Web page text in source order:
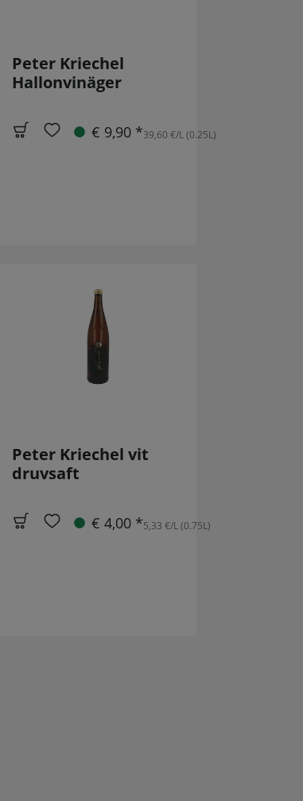
Peter Kriechel
Hallonvinäger
€ 9,90 *39,60 €/L (0.25L)
Peter Kriechel vit
druvsaft
€ 4,00 *5,33 €/L (0.75L)